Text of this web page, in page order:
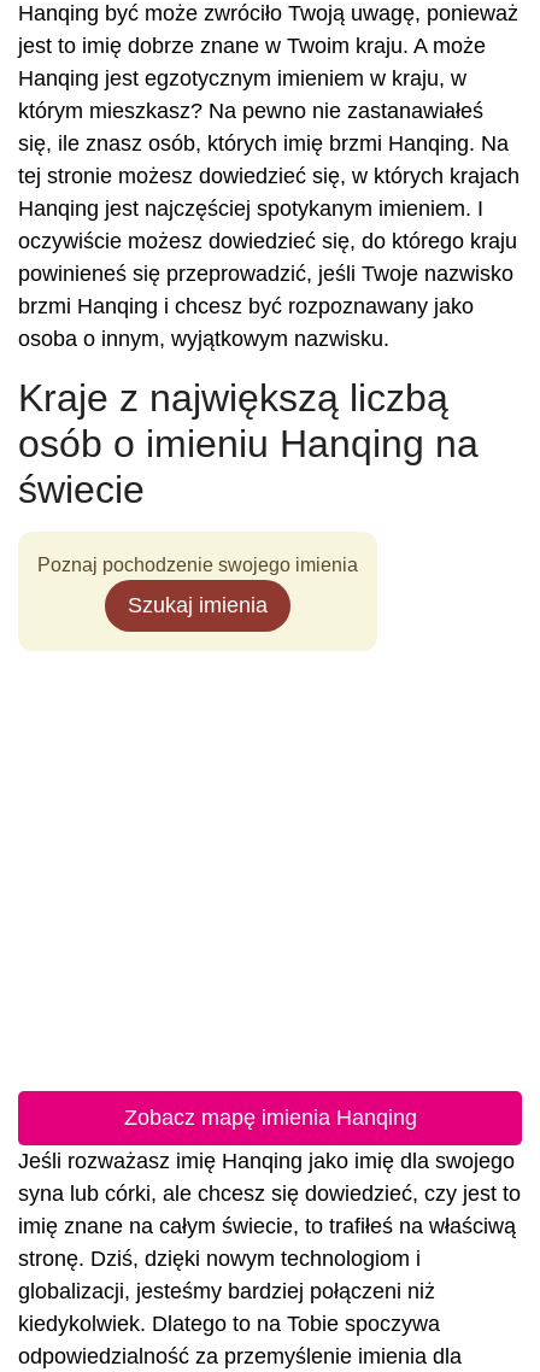
Hanqing być może zwróciło Twoją uwagę, ponieważ
jest to imię dobrze znane w Twoim kraju. A może
Hanqing jest egzotycznym imieniem w kraju, w
którym mieszkasz? Na pewno nie zastanawiałeś
się, ile znasz osób, których imię brzmi Hanqing. Na
tej stronie możesz dowiedzieć się, w których krajach
Hanqing jest najczęściej spotykanym imieniem. I
oczywiście możesz dowiedzieć się, do którego kraju
powinieneś się przeprowadzić, jeśli Twoje nazwisko
brzmi Hanqing i chcesz być rozpoznawany jako
osoba o innym, wyjątkowym nazwisku.
Kraje z największą liczbą
osób o imieniu Hanqing na
świecie
Poznaj pochodzenie swojego imienia
Szukaj imienia
Zobacz mapę imienia Hanqing
Jeśli rozważasz imię Hanqing jako imię dla swojego
syna lub córki, ale chcesz się dowiedzieć, czy jest to
imię znane na całym świecie, to trafiłeś na właściwą
stronę. Dziś, dzięki nowym technologiom i
globalizacji, jesteśmy bardziej połączeni niż
kiedykolwiek. Dlatego to na Tobie spoczywa
odpowiedzialność za przemyślenie imienia dla